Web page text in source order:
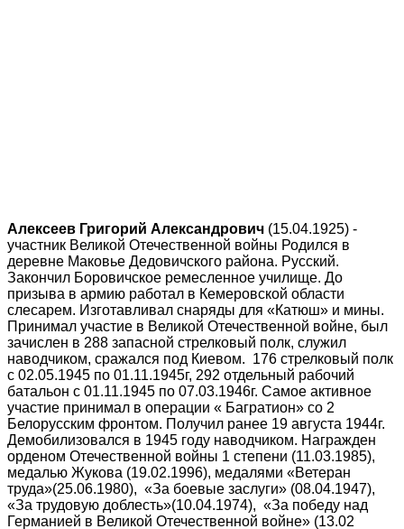
Алексеев Григорий Александрович (15.04.1925) -
участник Великой Отечественной войны Родился в
деревне Маковье Дедовичского района. Русский.
Закончил Боровичское ремесленное училище. До
призыва в армию работал в Кемеровской области
слесарем. Изготавливал снаряды для «Катюш» и мины.
Принимал участие в Великой Отечественной войне, был
зачислен в 288 запасной стрелковый полк, служил
наводчиком, сражался под Киевом. 176 стрелковый полк
с 02.05.1945 по 01.11.1945г, 292 отдельный рабочий
батальон с 01.11.1945 по 07.03.1946г. Самое активное
участие принимал в операции « Багратион» со 2
Белорусским фронтом. Получил ранее 19 августа 1944г.
Демобилизовался в 1945 году наводчиком. Награжден
орденом Отечественной войны 1 степени (11.03.1985),
медалью Жукова (19.02.1996), медалями «Ветеран
труда»(25.06.1980), «За боевые заслуги» (08.04.1947),
«За трудовую доблесть»(10.04.1974), «За победу над
Германией в Великой Отечественной войне» (13.02